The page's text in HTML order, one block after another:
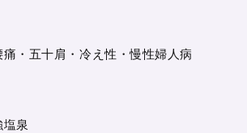
・五十肩・冷え性・慢性婦人病
泉